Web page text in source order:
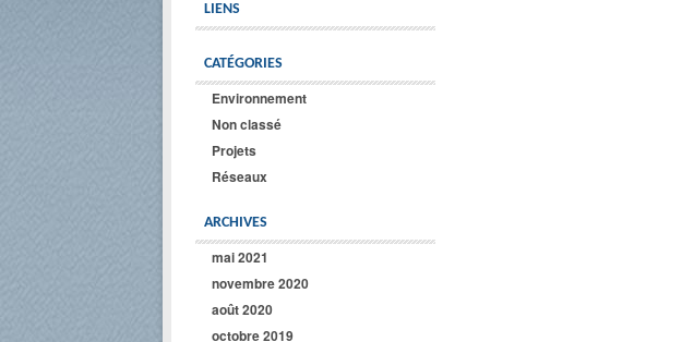
LIENS
CATÉGORIES
Environnement
Non classé
Projets
Réseaux
ARCHIVES
mai 2021
novembre 2020
août 2020
octobre 2019